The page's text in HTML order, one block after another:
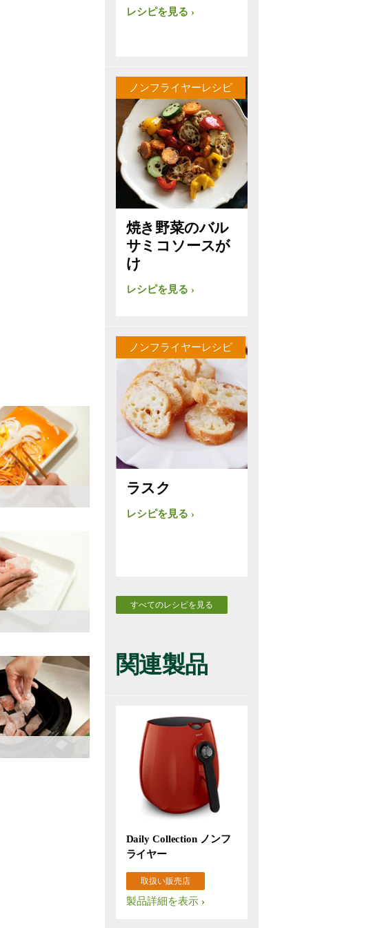
レシピを見る
ノンフライヤーレシピ
焼き野菜のバル
サミコソースが
け
レシピを見る
ノンフライヤーレシピ
ラスク
レシピを見る
すべてのレシピを見る
関連製品
Daily Collection ノンフ
ライヤー
取扱い販売店
製品詳細を表示